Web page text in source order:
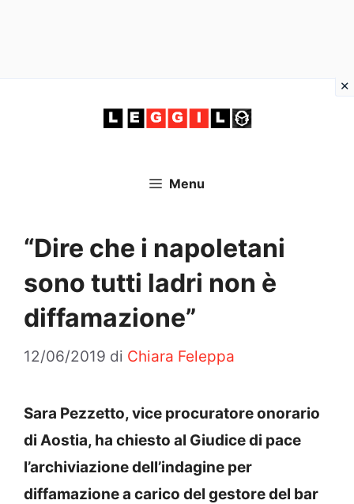
Menu
“Dire che i napoletani
sono tutti ladri non è
diffamazione”
12/06/2019 di Chiara Feleppa
Sara Pezzetto, vice procuratore onorario
di Aostia, ha chiesto al Giudice di pace
l’archiviazione dell’indagine per
diffamazione a carico del gestore del bar